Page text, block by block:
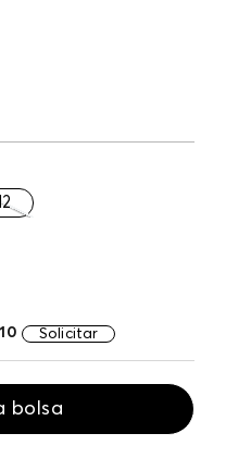
Solicitar
bolsa